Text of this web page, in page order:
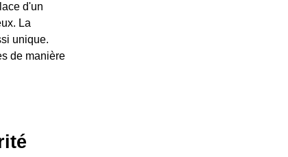
d'un
La
unique.
de manière